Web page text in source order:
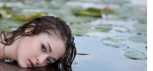
Zulfadli Zakaria berkata,
diterima, lapan anggota
dari Balai Bomba dan
Kuala Lipis ke lokasi untuk